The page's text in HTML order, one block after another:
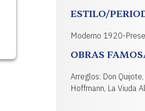
ESTILO/
Moderno 1920-
OBRAS
Arreglos: Don
Hoffmann, La Viuda